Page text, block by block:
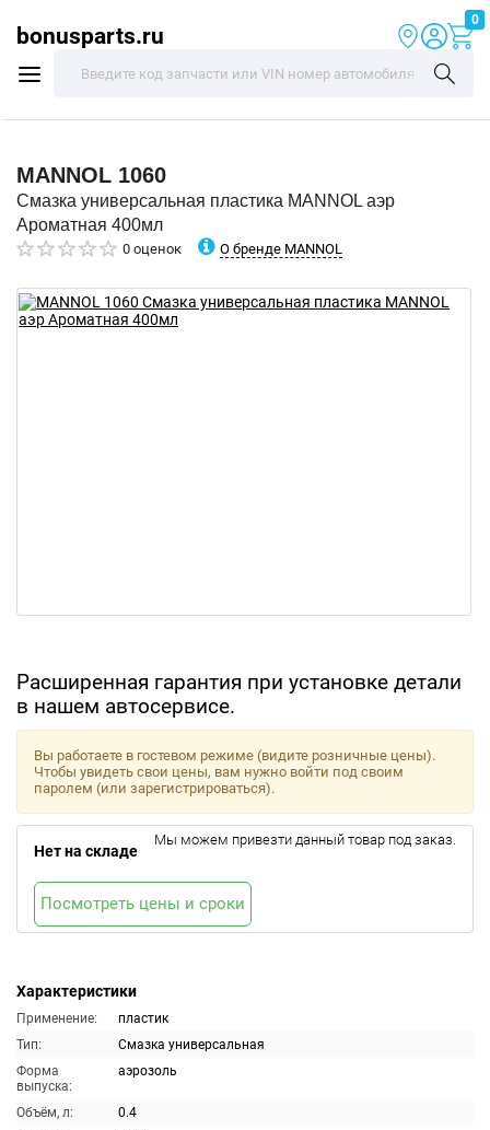
bonusparts.ru
0
MANNOL 1060
Смазка универсальная пластика MANNOL аэр
Ароматная 400мл
0 оценок О бренде MANNOL
Расширенная гарантия при установке детали
в нашем автосервисе.
Характеристики
Применение:
пластик
Тип:
Смазка универсальная
Форма
выпуска:
аэрозоль
Объём, л:
0.4
Вы работаете в гостевом режиме (видите розничные цены).
Чтобы увидеть свои цены, вам нужно войти под своим
паролем (или зарегистрироваться).
Нет на складе
Мы можем привезти данный товар под заказ.
Посмотреть цены и сроки